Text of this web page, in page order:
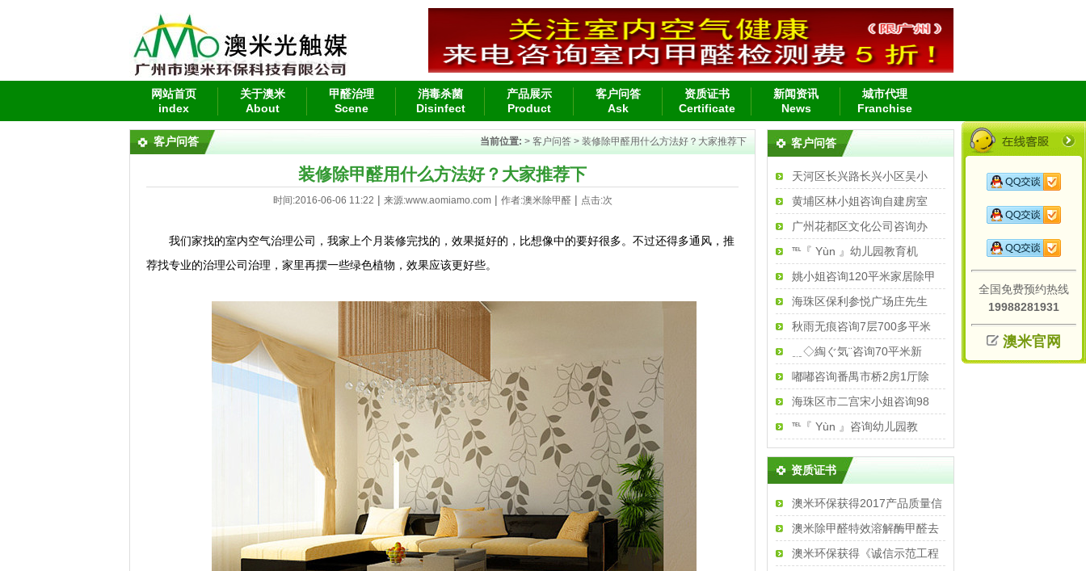
网站首页
index
关于澳米
About
甲醛治理
Scene
消毒杀菌
Disinfect
产品展示
Product
客户问答
Ask
资质证书
Certificate
新闻资讯
News
城市代理
Franchise
客户问答 当前位置: > 客户问答 > 装修除甲醛用什么方法好？大家推荐下
装修除甲醛用什么方法好？大家推荐下
时间:2016-06-06 11:22 | 来源:www.aomiamo.com| 作者:澳米除甲醛| 点击:次
我们家找的室内空气治理公司，我家上个月装修完找的，效果挺好的，比想像中的要好很多。不过还得多通风，推
荐找专业的治理公司治理，家里再摆一些绿色植物，效果应该更好些。
客户问答
天河区长兴路长兴小区吴小
黄埔区林小姐咨询自建房室
广州花都区文化公司咨询办
℡『 Yùn 』幼儿园教育机
姚小姐咨询120平米家居除甲
海珠区保利参悦广场庄先生
秋雨无痕咨询7层700多平米
﹎◇綯ぐ気¨咨询70平米新
嘟嘟咨询番禺市桥2房1厅除
海珠区市二宫宋小姐咨询98
℡『 Yùn 』咨询幼儿园教
资质证书
澳米环保获得2017产品质量信
澳米除甲醛特效溶解酶甲醛去
澳米环保获得《诚信示范工程
全国免费预约热线
19988281931
澳米官网